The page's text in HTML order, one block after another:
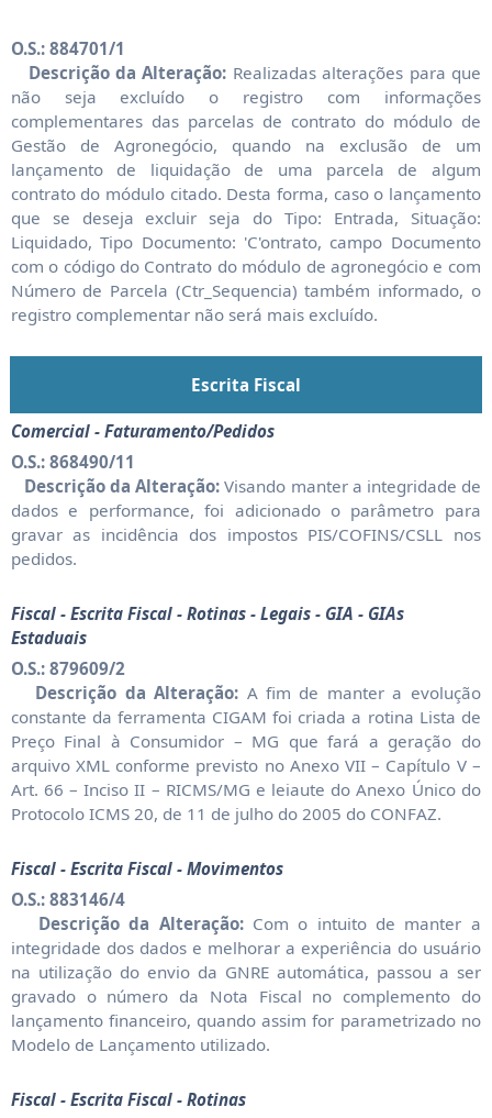
O.S.: 884701/1
Descrição da Alteração: Realizadas alterações para que
não seja excluído o registro com informações
complementares das parcelas de contrato do módulo de
Gestão de Agronegócio, quando na exclusão de um
lançamento de liquidação de uma parcela de algum
contrato do módulo citado. Desta forma, caso o lançamento
que se deseja excluir seja do Tipo: Entrada, Situação:
Liquidado, Tipo Documento: 'C'ontrato, campo Documento
com o código do Contrato do módulo de agronegócio e com
Número de Parcela (Ctr_Sequencia) também informado, o
registro complementar não será mais excluído.
Escrita Fiscal
Comercial - Faturamento/Pedidos
O.S.: 868490/11
Descrição da Alteração: Visando manter a integridade de
dados e performance, foi adicionado o parâmetro para
gravar as incidência dos impostos PIS/COFINS/CSLL nos
pedidos.
Fiscal - Escrita Fiscal - Rotinas - Legais - GIA - GIAs
Estaduais
O.S.: 879609/2
Descrição da Alteração: A fim de manter a evolução
constante da ferramenta CIGAM foi criada a rotina Lista de
Preço Final à Consumidor – MG que fará a geração do
arquivo XML conforme previsto no Anexo VII – Capítulo V –
Art. 66 – Inciso II – RICMS/MG e leiaute do Anexo Único do
Protocolo ICMS 20, de 11 de julho do 2005 do CONFAZ.
Fiscal - Escrita Fiscal - Movimentos
O.S.: 883146/4
Descrição da Alteração:Com o intuito de manter a
integridade dos dados e melhorar a experiência do usuário
na utilização do envio da GNRE automática, passou a ser
gravado o número da Nota Fiscal no complemento do
lançamento financeiro, quando assim for parametrizado no
Modelo de Lançamento utilizado.
Fiscal - Escrita Fiscal - Rotinas